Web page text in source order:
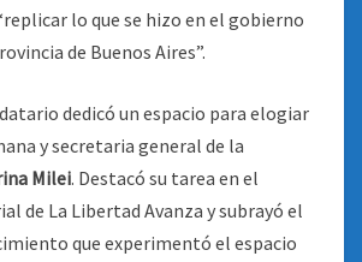
lo que se hizo en el gobierno
de Buenos Aires”.
dedicó un espacio para elogiar
y secretaria general de la
Milei. Destacó su tarea en el
de La Libertad Avanza y subrayó el
que experimentó el espacio